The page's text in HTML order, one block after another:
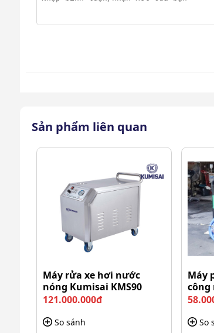
Sản phẩm liên quan
Máy rửa xe hơi nước
nóng Kumisai KMS90
121.000.000đ
So sánh
Máy
công
So